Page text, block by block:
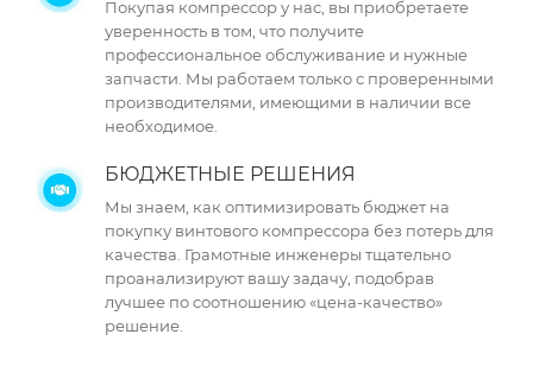
Покупая компрессор у нас, вы приобретаете
уверенность в том, что получите
профессиональное обслуживание и нужные
запчасти. Мы работаем только с проверенными
производителями, имеющими в наличии все
необходимое.
БЮДЖЕТНЫЕ РЕШЕНИЯ
Мы знаем, как оптимизировать бюджет на
покупку винтового компрессора без потерь для
качества. Грамотные инженеры тщательно
проанализируют вашу задачу, подобрав
лучшее по соотношению «цена-качество»
решение.